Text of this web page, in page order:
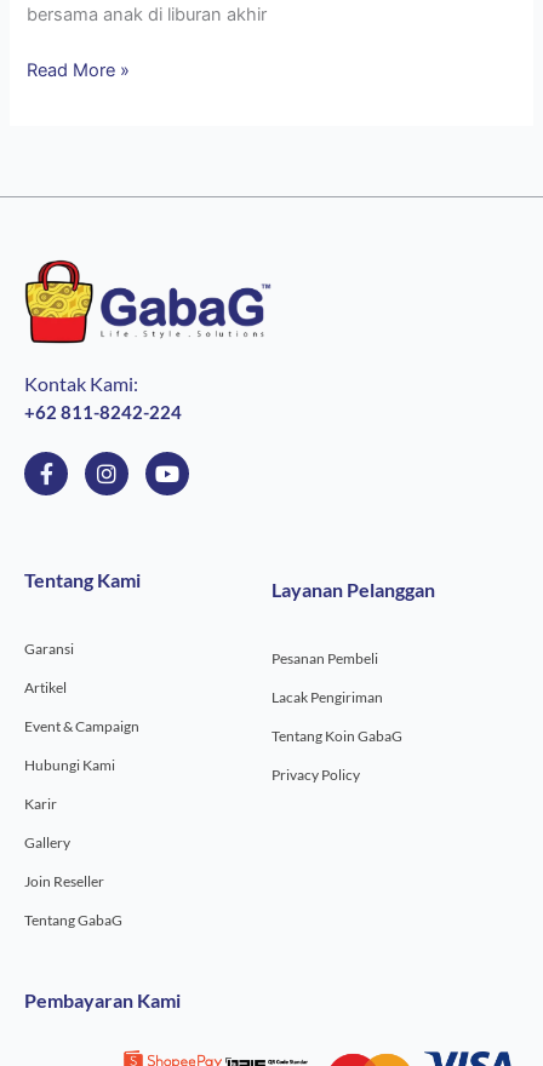
bersama anak di liburan akhir
Read More »
Kontak Kami:
+62 811-8242-224
F
a
c
o
f
I
n
s
g
r
Y
o
u
Tentang Kami
Garansi
Artikel
Event & Campaign
Hubungi Kami
Karir
Gallery
Join Reseller
Tentang GabaG
Layanan Pelanggan
Pesanan Pembeli
Lacak Pengiriman
Tentang Koin GabaG
Privacy Policy
Pembayaran Kami